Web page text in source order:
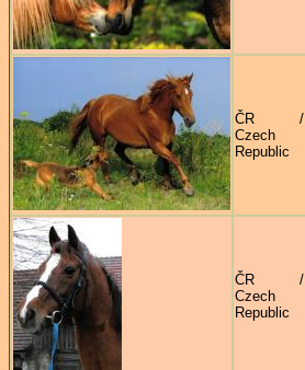
ČR /
Czech
Republic
ČR /
Czech
Republic